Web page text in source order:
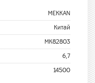
MEKKAN
Китай
МК82803
6,7
14500